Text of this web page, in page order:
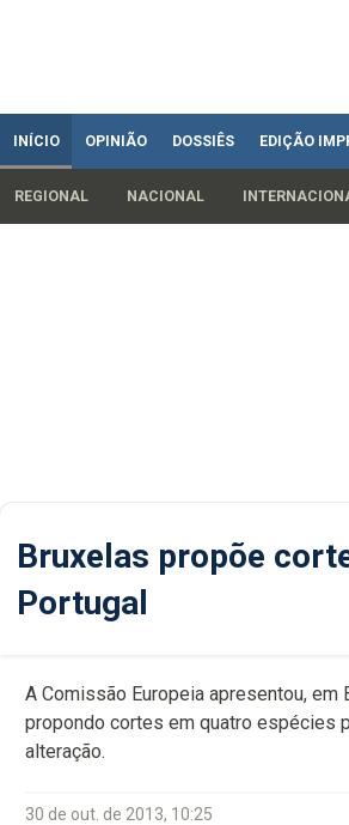
INÍCIO OPINIÃO DOSSIÊS EDIÇÃO
REGIONAL NACIONAL
Bruxelas propõe
Portugal
A Comissão Europeia apresentou,
propondo cortes em quatro espécies
alteração.
30 de out. de 2013, 10:25